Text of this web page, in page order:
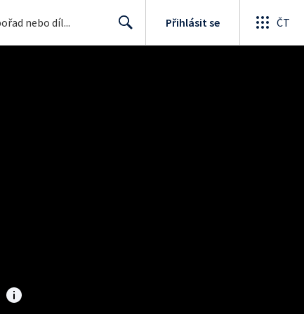
Přihlásit se ČT